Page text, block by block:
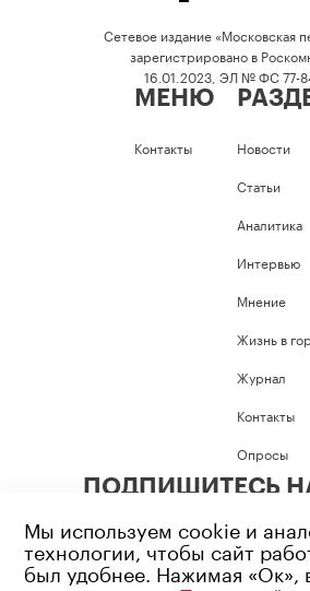
Сетевое издание «Московская
зарегистрировано в
16.01.2023, ЭЛ № ФС 77-
МЕНЮ
Контакты
Новости
Статьи
Аналитика
Интервью
Мнение
Жизнь в
Журнал
Контакты
Опросы
ПОДПИШИТЕСЬ
Мы используем cookie и
технологии, чтобы сайт
был удобнее. Нажимая «Ок»,